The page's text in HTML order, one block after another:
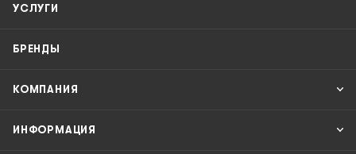
УСЛУГИ
БРЕНДЫ
КОМПАНИЯ
ИНФОРМАЦИЯ